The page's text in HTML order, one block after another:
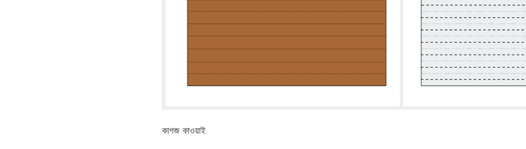
কাগজ কাওয়াই